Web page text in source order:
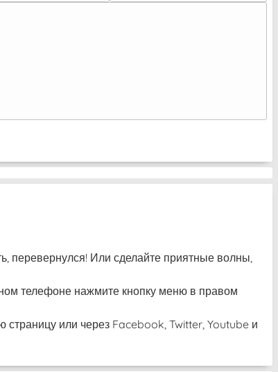
перевернулся! Или сделайте приятные волны,
телефоне нажмите кнопку меню в правом
страницу или через Facebook, Twitter, Youtube и